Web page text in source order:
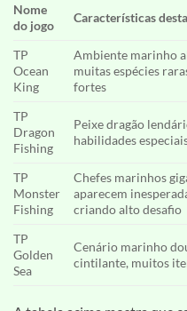
Nome
do jogo
Características
TP
Ocean
King
Ambiente marinho
muitas espécies
fortes
TP
Dragon
Fishing
Peixe dragão
habilidades
TP
Monster
Fishing
Chefes marinhos
aparecem
criando alto desafio
TP
Golden
Sea
Cenário marinho
cintilante, muitos